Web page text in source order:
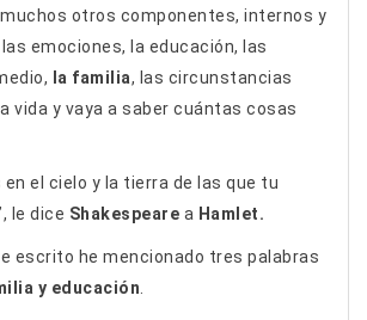
otros componentes, internos y
emociones, la educación, las
la familia, las circunstancias
vida y vaya a saber cuántas cosas
en el cielo y la tierra de las que tu
le dice Shakespeare a Hamlet.
escrito he mencionado tres palabras
y educación